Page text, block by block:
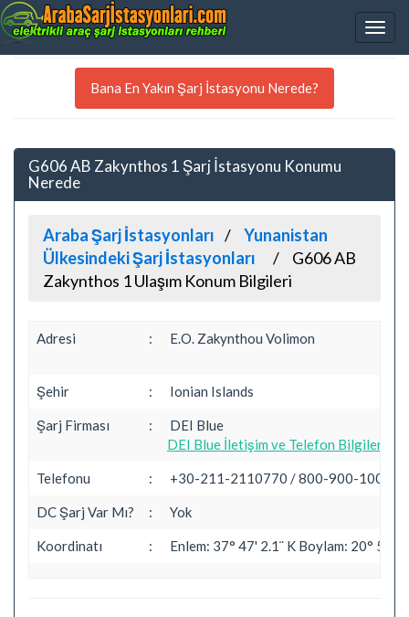
Bana En Yakın Şarj İstasyonu Nerede?
G606 AB Zakynthos 1 Şarj İstasyonu Konumu
Nerede
Araba Şarj İstasyonları
Yunanistan
Ülkesindeki Şarj İstasyonları
G606 AB
Zakynthos 1 Ulaşım Konum Bilgileri
Adresi : E.O. Zakynthou Volimon
Şehir : Ionian Islands
Şarj Firması :
DEI Blue
DEI Blue İletişim ve Telefon Bilgileri
Telefonu : +30-211-2110770 / 800-900-1000
DC Şarj Var Mı? : Yok
Koordinatı : Enlem: 37° 47' 2.1¨ K Boylam: 20° 51'